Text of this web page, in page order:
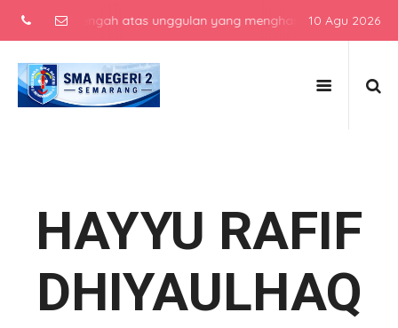
menengah atas unggulan yang menghasilkan lulusan
10 Agu 2026
HAYYU RAFIF
DHIYAULHAQ